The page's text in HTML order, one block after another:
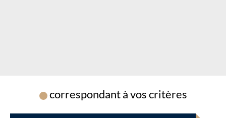
Chargement...
correspondant à vos critères